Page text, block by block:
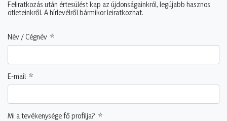
Feliratkozás után értesülést kap az újdonságainkról, legújabb hasznos
ötleteinkről. A hírlevélről bármikor leiratkozhat.
Név / Cégnév
E-mail
Mi a tevékenysége fő profilja?